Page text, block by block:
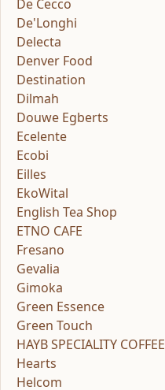
De Cecco
De'Longhi
Delecta
Denver Food
Destination
Dilmah
Douwe Egberts
Ecelente
Ecobi
Eilles
EkoWital
English Tea Shop
ETNO CAFE
Fresano
Gevalia
Gimoka
Green Essence
Green Touch
HAYB SPECIALITY COFFEE
Hearts
Helcom